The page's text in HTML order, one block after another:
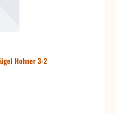
Hohner 3-2